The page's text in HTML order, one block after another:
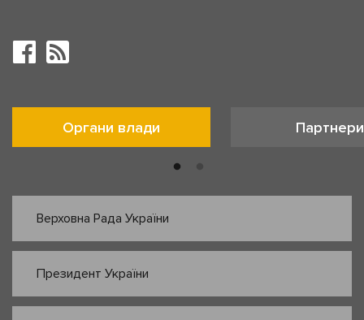
Органи влади Партнери
Верховна Рада України
Президент України